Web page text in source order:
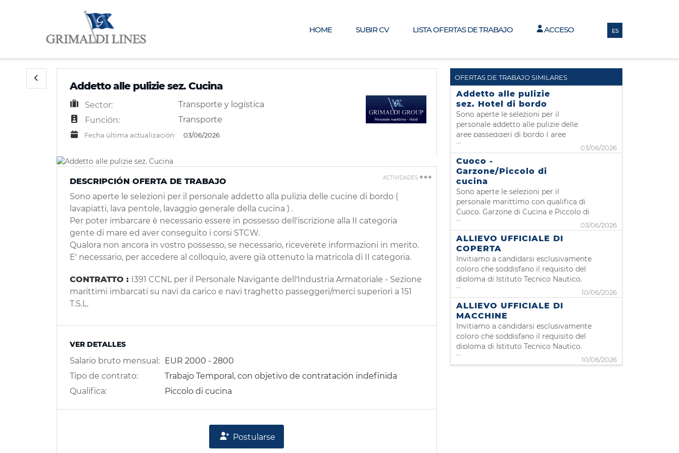
HOME SUBIR CV LISTA OFERTAS DE TRABAJO ACCESO ES
Addetto alle pulizie sez. Cucina
Sector:
Transporte y logística
Función:
Transporte
Fecha última actualización: 03/06/2026
ACTIVIDADES
Imprimir
un amigo
DESCRIPCIÓN OFERTA DE TRABAJO
Sono aperte le selezioni per il personale addetto alla pulizia delle cucine di bordo (
lavapiatti, lava pentole, lavaggio generale della cucina ) .
Per poter imbarcare è necessario essere in possesso dell'iscrizione alla II categoria
gente di mare ed aver conseguito i corsi STCW.
Qualora non ancora in vostro possesso, se necessario, riceverete informazioni in merito.
E' necessario, per accedere al colloquio, avere già ottenuto la matricola di II categoria.
CONTRATTO : I391 CCNL per il Personale Navigante dell'Industria Armatoriale - Sezione
marittimi imbarcati su navi da carico e navi traghetto passeggeri/merci superiori a 151
T.S.L.
VER DETALLES
Salario bruto mensual: EUR 2000 - 2800
Tipo de contrato:
Trabajo Temporal, con objetivo de contratación indefinida
Qualifica:
Piccolo di cucina
Postularse
OFERTAS DE TRABAJO SIMILARES
Addetto alle pulizie
sez. Hotel di bordo
Sono aperte le selezioni per il
personale addetto alle pulizie delle
aree passeggeri di bordo ( aree
pubbliche, servizi igienici, cabine ) .
Per poter imbarcare è necessario
essere in possesso dell'iscrizione alla II
categoria gente di mare ed aver
conseguito i corsi STCW. Qualora non
ancora in vo
...
03/06/2026
Cuoco -
Garzone/Piccolo di
cucina
Sono aperte le selezioni per il
personale marittimo con qualifica di
Cuoco, Garzone di Cucina e Piccolo di
cucina E' necessario, per accedere al
colloquio con i nostri reclutatori, avere
già ottenuto la matricola di II
categoria. CONTRATTO : I391 CCNL
per il Personale Navigante
dell'Industria Arm
...
03/06/2026
ALLIEVO UFFICIALE DI
COPERTA
Invitiamo a candidarsi esclusivamente
coloro che soddisfano il requisito del
diploma di Istituto Tecnico Nautico,
indirizzo Coperta. Grimaldi Euromed,
compagnia leader nel settore della
navigazione passeggeri e merci, è alla
ricerca di candidati per la posizione
di Allievo Ufficiale di Coperta da in
...
10/06/2026
ALLIEVO UFFICIALE DI
MACCHINE
Invitiamo a candidarsi esclusivamente
coloro che soddisfano il requisito del
diploma di Istituto Tecnico Nautico,
indirizzo Macchina. Grimaldi Euromed,
compagnia leader nel settore della
...
10/06/2026